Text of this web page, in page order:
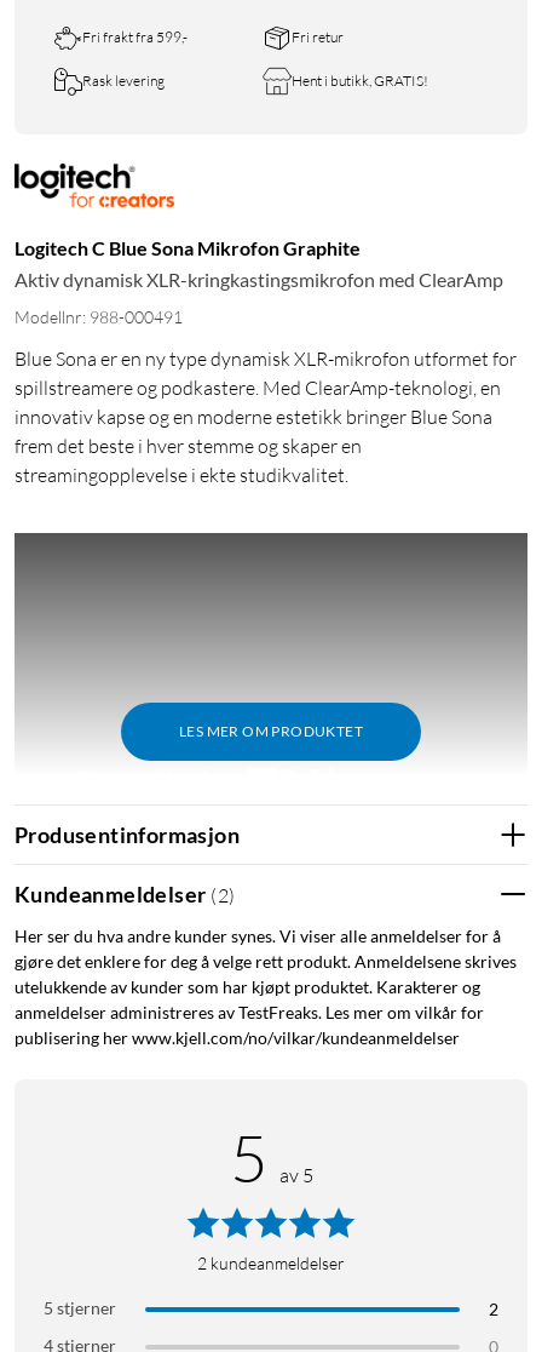
Fri frakt fra 599,- Fri retur
Rask levering Hent i butikk, GRATIS!
Logitech C Blue Sona Mikrofon Graphite
Aktiv dynamisk XLR-kringkastingsmikrofon med ClearAmp
Modellnr: 988-000491
Blue Sona er en ny type dynamisk XLR-mikrofon utformet for
spillstreamere og podkastere. Med ClearAmp-teknologi, en
innovativ kapse og en moderne estetikk bringer Blue Sona
frem det beste i hver stemme og skaper en
streamingopplevelse i ekte studikvalitet.
LES MER OM PRODUKTET
Passende tilbehør
XLR-kabel (selges separat), eksempelvis(37100).
Datalydgrensesnitt (selges separat), eksempelvis(23964).
Mikrofonarm (selges separat), eksempelvis( 57736).
Mikrofonstativadapter på 3/8 tommer
Retningskarakteristikk: Superkardioide
Frekvensområde: 40 Hz – 18 kHz
Produsentinformasjon
Kundeanmeldelser (2)
Her ser du hva andre kunder synes. Vi viser alle anmeldelser for å
gjøre det enklere for deg å velge rett produkt. Anmeldelsene skrives
utelukkende av kunder som har kjøpt produktet. Karakterer og
anmeldelser administreres av TestFreaks. Les mer om vilkår for
publisering her www.kjell.com/no/vilkar/kundeanmeldelser
5 av 5
2 kundeanmeldelser
5 stjerner
2
4 stjerner
0